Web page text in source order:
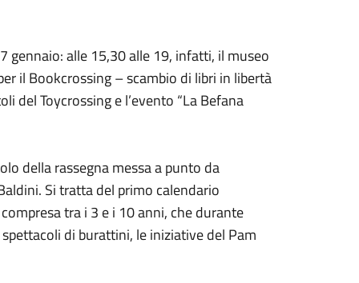
gennaio: alle 15,30 alle 19, infatti, il museo
il Bookcrossing – scambio di libri in libertà
del Toycrossing e l’evento “La Befana
della rassegna messa a punto da
Si tratta del primo calendario
tra i 3 e i 10 anni, che durante
di burattini, le iniziative del Pam